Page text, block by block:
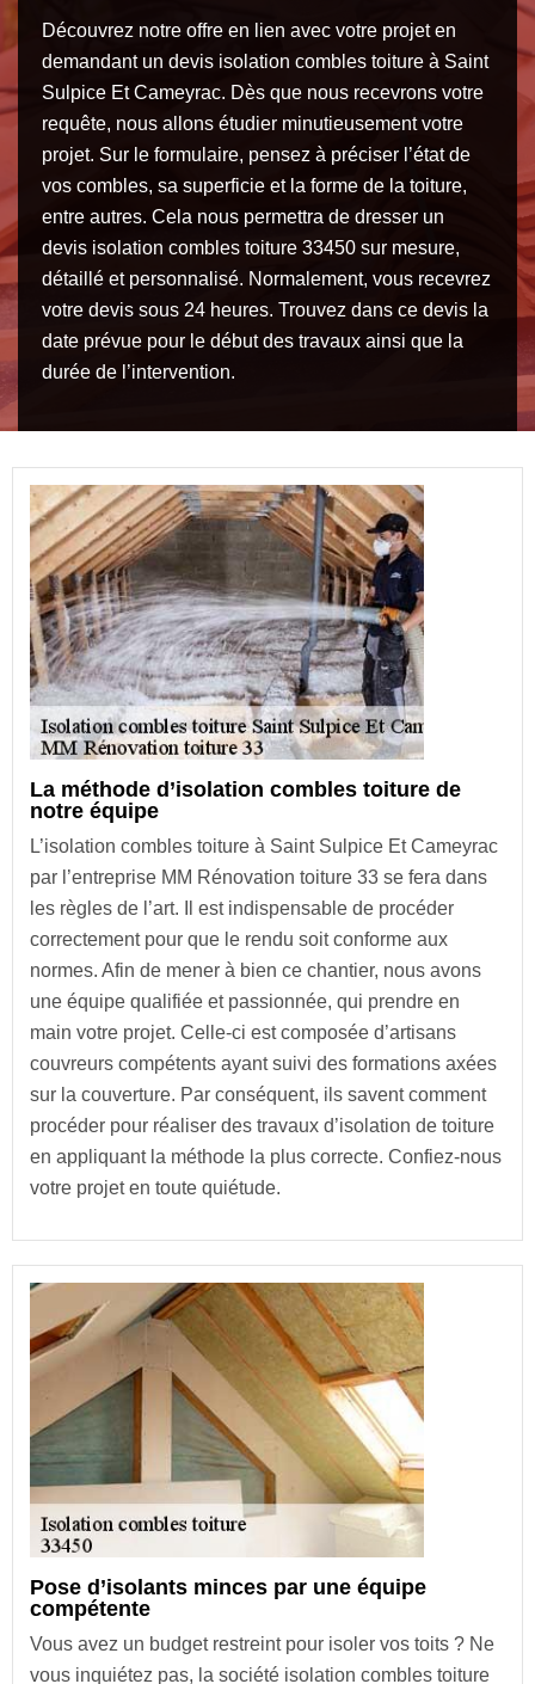
Découvrez notre offre en lien avec votre projet en
demandant un devis isolation combles toiture à Saint
Sulpice Et Cameyrac. Dès que nous recevrons votre
requête, nous allons étudier minutieusement votre
projet. Sur le formulaire, pensez à préciser l’état de
vos combles, sa superficie et la forme de la toiture,
entre autres. Cela nous permettra de dresser un
devis isolation combles toiture 33450 sur mesure,
détaillé et personnalisé. Normalement, vous recevrez
votre devis sous 24 heures. Trouvez dans ce devis la
date prévue pour le début des travaux ainsi que la
durée de l’intervention.
La méthode d’isolation combles toiture de
notre équipe
L’isolation combles toiture à Saint Sulpice Et Cameyrac
par l’entreprise MM Rénovation toiture 33 se fera dans
les règles de l’art. Il est indispensable de procéder
correctement pour que le rendu soit conforme aux
normes. Afin de mener à bien ce chantier, nous avons
une équipe qualifiée et passionnée, qui prendre en
main votre projet. Celle-ci est composée d’artisans
couvreurs compétents ayant suivi des formations axées
sur la couverture. Par conséquent, ils savent comment
procéder pour réaliser des travaux d’isolation de toiture
en appliquant la méthode la plus correcte. Confiez-nous
votre projet en toute quiétude.
Pose d’isolants minces par une équipe
compétente
Vous avez un budget restreint pour isoler vos toits ? Ne
vous inquiétez pas, la société isolation combles toiture